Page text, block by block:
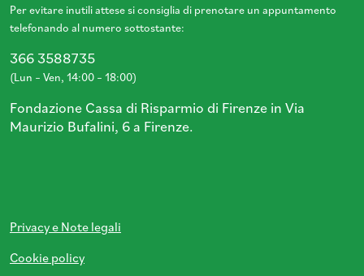
Per evitare inutili attese si consiglia di prenotare un appuntamento
telefonando al numero sottostante:
366 3588735
(Lun – Ven, 14:00 – 18:00)
Fondazione Cassa di Risparmio di Firenze in Via
Maurizio Bufalini, 6 a Firenze.
Privacy e Note legali
Cookie policy